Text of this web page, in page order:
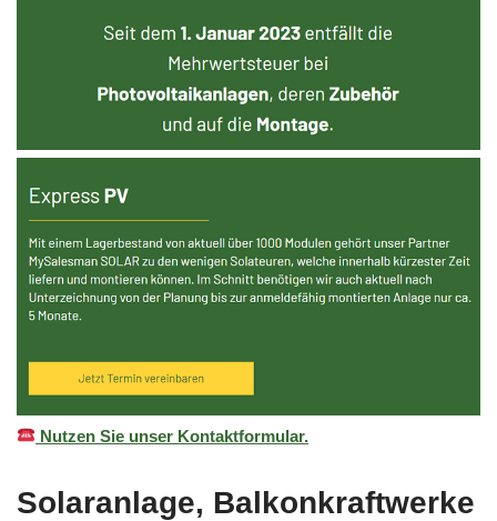
Nutzen Sie unser Kontaktformular.
Solaranlage, Balkonkraftwerke